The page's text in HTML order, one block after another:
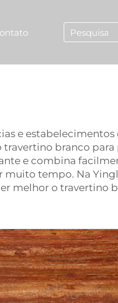
e estabelecimentos
branco para
e combina
muito tempo. Na
melhor o travertino